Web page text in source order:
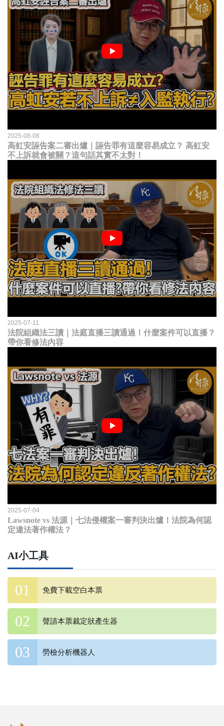
2025-08-08
高虹安誣告案二審出爐｜誣告罪有這麼容易成立？ 高虹安
不上訴就會被關？這句話其實不太對！
2025-07-11
法院組織法三讀｜法庭直播三讀通過！什麼案件可以直播？
帶你看修法內容
2025-07-04
Lawsnote vs 法源｜七法侵權案一審判決出爐！法院為何認
定違法著作權法？
AI小工具
免費下載空白本票
聲請本票裁定狀產生器
勞檢分析機器人